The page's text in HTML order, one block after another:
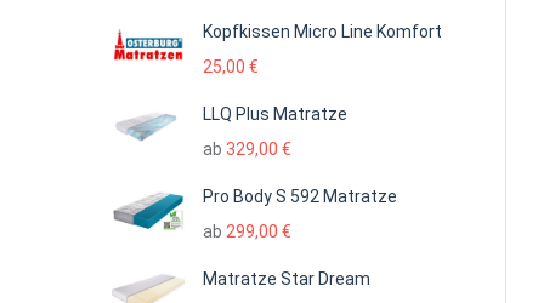
Kopfkissen Micro Line Komfort
25,00 €
LLQ Plus Matratze
ab 329,00 €
Pro Body S 592 Matratze
ab 299,00 €
Matratze Star Dream